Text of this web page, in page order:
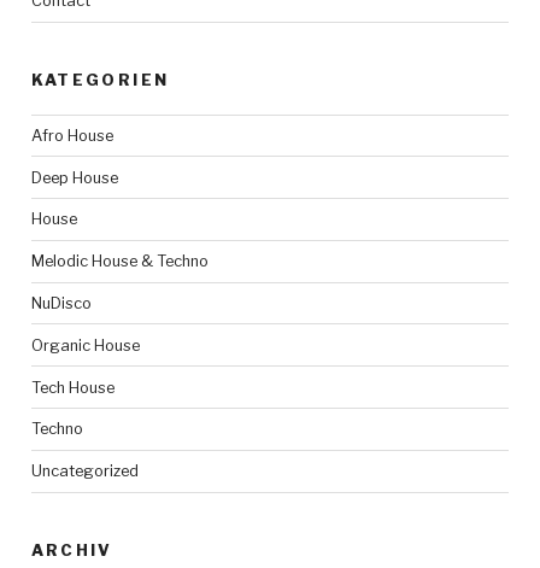
KATEGORIEN
Afro House
Deep House
House
Melodic House & Techno
NuDisco
Organic House
Tech House
Techno
Uncategorized
ARCHIV